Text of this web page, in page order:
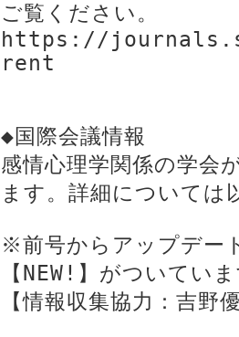
ご覧ください。
https://
rent
◆国際会議情報
感情心理学関係の学会
ます。詳細については
※前号からアップデー
【NEW!】がついてい
【情報収集協力：吉野